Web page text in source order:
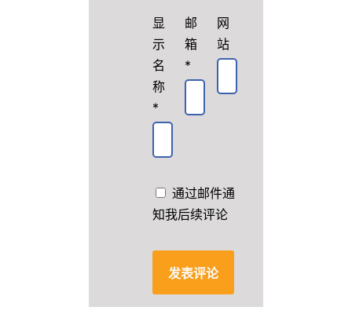
显
示
名
称
*
邮
箱
*
网
站
通过邮件通
知我后续评论